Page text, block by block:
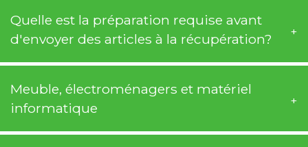
Quelle est la préparation requise avant
d'envoyer des articles à la récupération?
Meuble, électroménagers et matériel
informatique